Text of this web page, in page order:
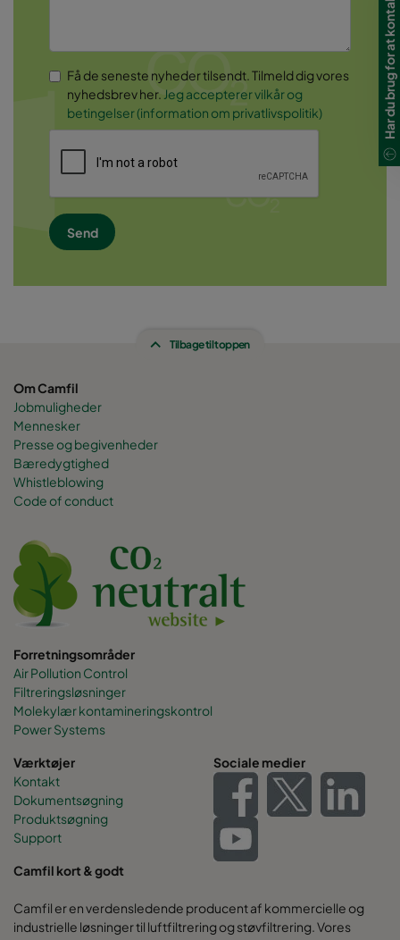
Få de seneste nyheder tilsendt. Tilmeld dig vores
nyhedsbrev her. Jeg accepterer vilkår og
betingelser (information om privatlivspolitik)
Tilbage til toppen
Om Camfil
Jobmuligheder
Mennesker
Presse og begivenheder
Bæredygtighed
Whistleblowing
Code of conduct
Forretningsområder
Air Pollution Control
Filtreringsløsninger
Molekylær kontamineringskontrol
Power Systems
Værktøjer
Kontakt
Dokumentsøgning
Produktsøgning
Support
Sociale medier
Camfil kort & godt
Camfil er en verdensledende producent af kommercielle og
industrielle løsninger til luftfiltrering og støvfiltrering. Vores
Har du brug for at kontakte os?